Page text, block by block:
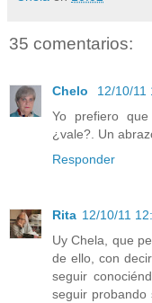
35 comentarios:
Chelo
12/10/11
Yo prefiero
¿vale?. Un
Responder
Rita 12/10/11
Uy Chela, que
de ello, con
seguir
seguir probando